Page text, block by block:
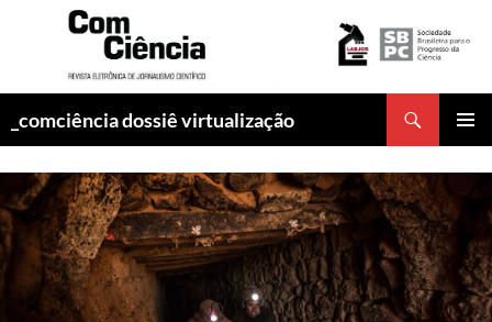
_comciência dossiê virtualização
CONTEÚDO